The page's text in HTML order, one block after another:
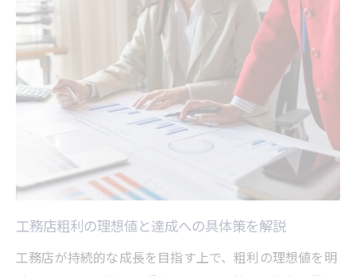
工務店粗利の理想値と達成への具体策を解説
工務店が持続的な成長を目指す上で、粗利の理想値を明